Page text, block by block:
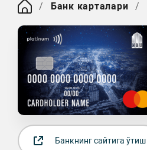
Банк карталари
Банкнинг сайтига ўтиш